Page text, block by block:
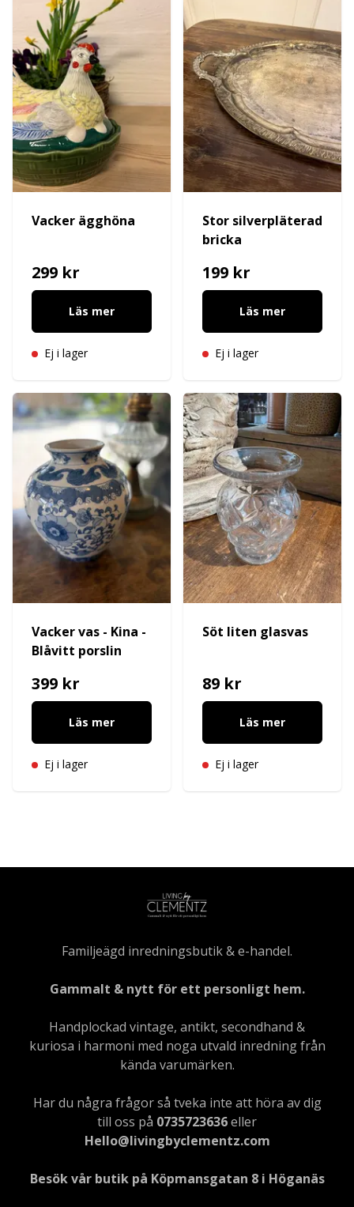
Vacker ägghöna
299 kr
Läs mer
Ej i lager
Stor silverpläterad
bricka
199 kr
Läs mer
Ej i lager
Vacker vas - Kina -
Blåvitt porslin
399 kr
Läs mer
Ej i lager
Söt liten glasvas
89 kr
Läs mer
Ej i lager
Familjeägd inredningsbutik & e-handel.
Gammalt & nytt för ett personligt hem.
Handplockad vintage, antikt, secondhand &
kuriosa i harmoni med noga utvald inredning från
kända varumärken.
Har du några frågor så tveka inte att höra av dig
till oss på 0735723636eller
Hello@livingbyclementz.com
Besök vår butik på Köpmansgatan 8 i Höganäs